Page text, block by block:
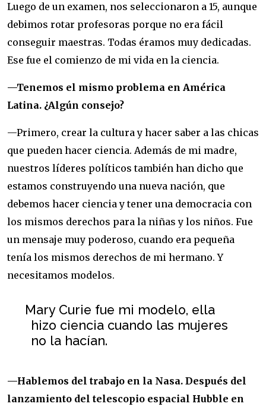
Luego de un examen, nos seleccionaron a 15, aunque
debimos rotar profesoras porque no era fácil
conseguir maestras. Todas éramos muy dedicadas.
Ese fue el comienzo de mi vida en la ciencia.
—Tenemos el mismo problema en América
Latina. ¿Algún consejo?
—Primero, crear la cultura y hacer saber a las chicas
que pueden hacer ciencia. Además de mi madre,
nuestros líderes políticos también han dicho que
estamos construyendo una nueva nación, que
debemos hacer ciencia y tener una democracia con
los mismos derechos para la niñas y los niños. Fue
un mensaje muy poderoso, cuando era pequeña
tenía los mismos derechos de mi hermano. Y
necesitamos modelos.
Mary Curie fue mi modelo, ella
hizo ciencia cuando las mujeres
no la hacían.
—Hablemos del trabajo en la Nasa. Después del
lanzamiento del telescopio espacial Hubble en